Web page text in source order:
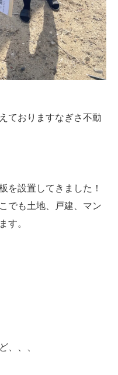
ておりますなぎさ不動
を設置してきました！
でも土地、戸建、マン
す。
、、、